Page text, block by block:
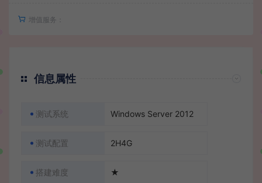
增值服务：
信息属性
测试系统 Windows Server 2012
测试配置 2H4G
搭建难度 ★